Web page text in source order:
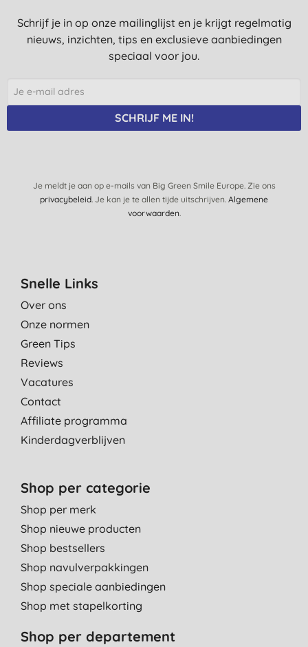
Schrijf je in op onze mailinglijst en je krijgt regelmatig
nieuws, inzichten, tips en exclusieve aanbiedingen
speciaal voor jou.
SCHRIJF ME IN!
Je meldt je aan op e-mails van Big Green Smile Europe. Zie ons
privacybeleid. Je kan je te allen tijde uitschrijven. Algemene
voorwaarden.
Snelle Links
Over ons
Onze normen
Green Tips
Reviews
Vacatures
Contact
Affiliate programma
Kinderdagverblijven
Shop per categorie
Shop per merk
Shop nieuwe producten
Shop bestsellers
Shop navulverpakkingen
Shop speciale aanbiedingen
Shop met stapelkorting
Shop per departement